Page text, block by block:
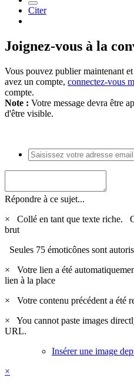
Citer
Joignez-vous à la
Vous pouvez publier maintenant
avez un compte, connectez-vous
compte.
Note : Votre message devra être
d'être visible.
Répondre à ce sujet...
×
Collé en tant que texte riche.
brut
Seules 75 émoticônes sont
×
Votre lien a été
lien à la place
×
Votre contenu précédent a été
×
You cannot paste images
URL.
Insérer une image
×